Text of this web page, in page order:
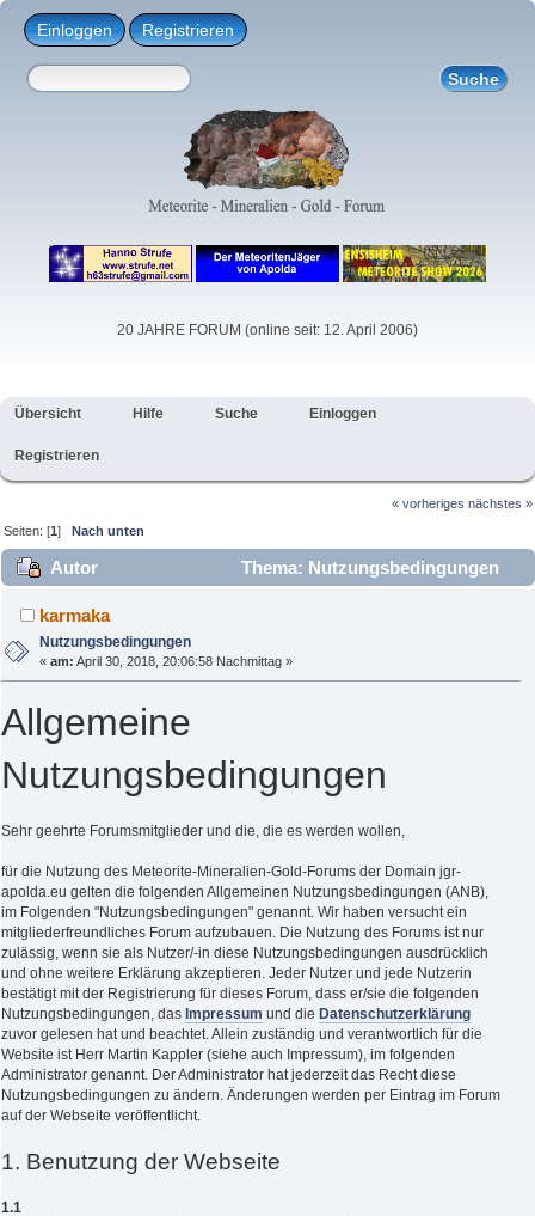
Einloggen Registrieren
20 JAHRE FORUM (online seit: 12. April 2006)
Übersicht Hilfe Suche Einloggen
Registrieren
« vorheriges nächstes »
Seiten: [1]Nach unten
Autor
Thema: Nutzungsbedingungen
(Gelesen 38867 mal)
karmaka
Nutzungsbedingungen
«am: April 30, 2018, 20:06:58 Nachmittag »
Allgemeine
Nutzungsbedingungen
Sehr geehrte Forumsmitglieder und die, die es werden wollen,
für die Nutzung des Meteorite-Mineralien-Gold-Forums der Domain jgr-
apolda.eu gelten die folgenden Allgemeinen Nutzungsbedingungen (ANB),
im Folgenden "Nutzungsbedingungen" genannt. Wir haben versucht ein
mitgliederfreundliches Forum aufzubauen. Die Nutzung des Forums ist nur
zulässig, wenn sie als Nutzer/-in diese Nutzungsbedingungen ausdrücklich
und ohne weitere Erklärung akzeptieren. Jeder Nutzer und jede Nutzerin
bestätigt mit der Registrierung für dieses Forum, dass er/sie die folgenden
Nutzungsbedingungen, das Impressum und die Datenschutzerklärung
zuvor gelesen hat und beachtet. Allein zuständig und verantwortlich für die
Website ist Herr Martin Kappler (siehe auch Impressum), im folgenden
Administrator genannt. Der Administrator hat jederzeit das Recht diese
Nutzungsbedingungen zu ändern. Änderungen werden per Eintrag im Forum
auf der Webseite veröffentlicht.
1. Benutzung der Webseite
1.1